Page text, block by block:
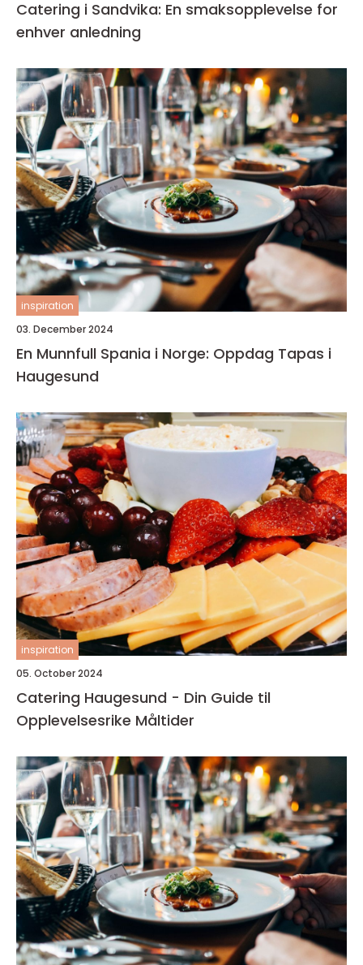
Catering i Sandvika: En smaksopplevelse for
enhver anledning
inspiration
03. December 2024
En Munnfull Spania i Norge: Oppdag Tapas i
Haugesund
inspiration
05. October 2024
Catering Haugesund - Din Guide til
Opplevelsesrike Måltider